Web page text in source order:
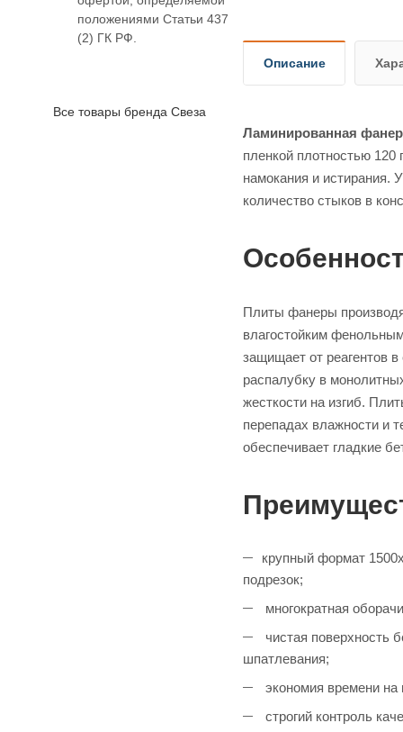
положениями Статьи 437
(2) ГК РФ.
Все товары бренда Свеза
Описание
Ламинированная
пленкой плотностью 120
намокания и истирания.
количество стыков в
Плиты фанеры
влагостойким
защищает от реагентов в
распалубку в
жесткости на изгиб.
перепадах влажности и
обеспечивает гладкие
крупный формат
подрезок;
многократная
чистая поверхность
шпатлевания;
экономия времени на
строгий контроль